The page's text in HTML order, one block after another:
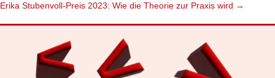
Erika Stubenvoll-Preis 2023: Wie die Theorie zur Praxis wird →